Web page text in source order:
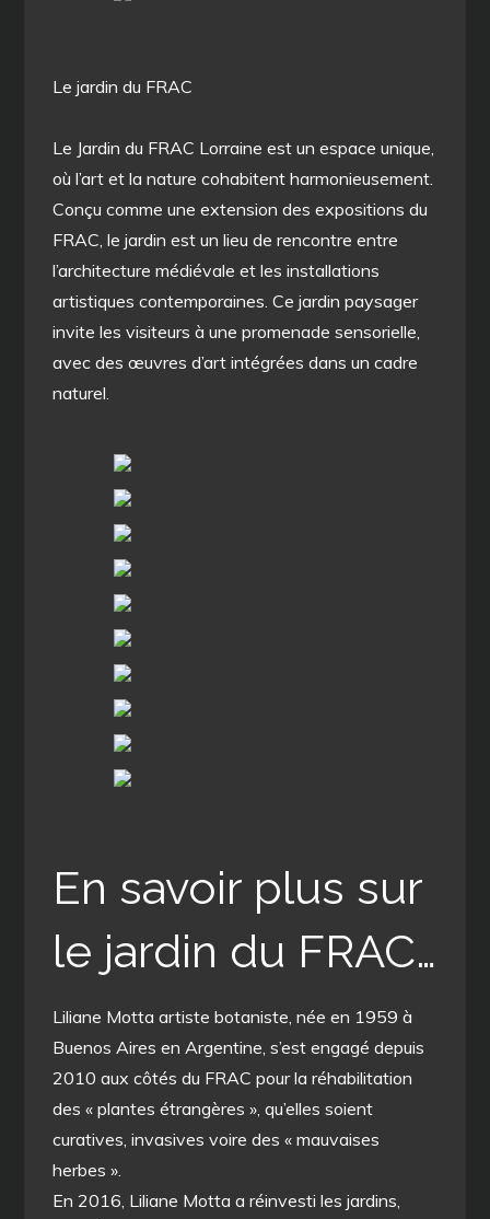
Le jardin du FRAC
Le Jardin du FRAC Lorraine est un espace unique,
où l’art et la nature cohabitent harmonieusement.
Conçu comme une extension des expositions du
FRAC, le jardin est un lieu de rencontre entre
l’architecture médiévale et les installations
artistiques contemporaines. Ce jardin paysager
invite les visiteurs à une promenade sensorielle,
avec des œuvres d’art intégrées dans un cadre
naturel.
En savoir plus sur
le jardin du FRAC…
Liliane Motta artiste botaniste, née en 1959 à
Buenos Aires en Argentine, s’est engagé depuis
2010 aux côtés du FRAC pour la réhabilitation
des « plantes étrangères », qu’elles soient
curatives, invasives voire des « mauvaises
herbes ».
En 2016, Liliane Motta a réinvesti les jardins,